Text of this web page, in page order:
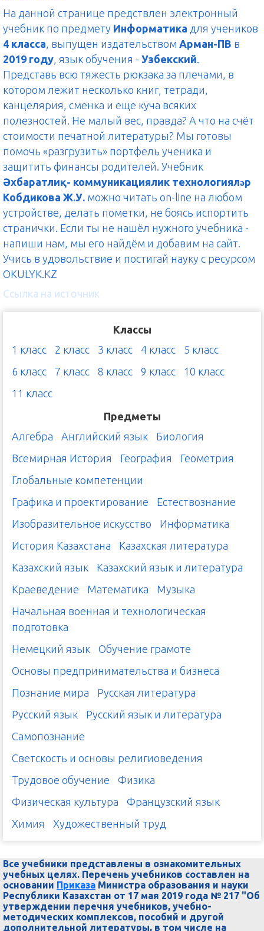
На данной странице предствлен электронный
учебник по предмету Информатика для учеников
4 класса, выпущен издательством Арман-ПВ в
2019 году, язык обучения - Узбекский.
Представь всю тяжесть рюкзака за плечами, в
котором лежит несколько книг, тетради,
канцелярия, сменка и еще куча всяких
полезностей. Не малый вес, правда? А что на счёт
стоимости печатной литературы? Мы готовы
помочь «разгрузить» портфель ученика и
защитить финансы родителей. Учебник
Əхбаратлиқ- коммуникациялик технологиялəр
Кобдикова Ж.У. можно читать on-line на любом
устройстве, делать пометки, не боясь испортить
странички. Если ты не нашёл нужного учебника -
напиши нам, мы его найдём и добавим на сайт.
Учись в удовольствие и постигай науку с ресурсом
OKULYK.KZ
Ссылка на источник
Классы
1 класс
2 класс 3 класс 4 класс
5 класс
6 класс
7 класс 8 класс 9 класс
10 класс
11 класс
Предметы
Алгебра
Английский язык
Биология
Всемирная История
География
Геометрия
Глобальные компетенции
Графика и проектирование
Естествознание
Изобразительное искусство
Информатика
История Казахстана
Казахская литература
Казахский язык
Казахский язык и литература
Краеведение
Математика
Музыка
Начальная военная и технологическая
подготовка
Немецкий язык
Обучение грамоте
Основы предпринимательства и бизнеса
Познание мира
Русская литература
Русский язык
Русский язык и литература
Самопознание
Светскость и основы религиоведения
Трудовое обучение
Физика
Физическая культура
Французский язык
Химия
Художественный труд
Все учебники представлены в ознакомительных
учебных целях. Перечень учебников составлен на
основании Приказа Министра образования и науки
Республики Казахстан от 17 мая 2019 года № 217 "Об
утверждении перечня учебников, учебно-
методических комплексов, пособий и другой
дополнительной литературы, в том числе на